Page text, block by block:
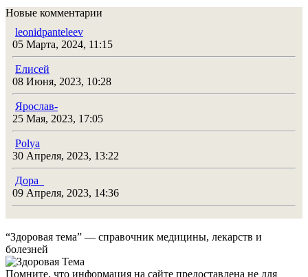
Новые комментарии
leonidpanteleev
05 Марта, 2024, 11:15
Елисей
08 Июня, 2023, 10:28
Ярослав-
25 Мая, 2023, 17:05
Polya
30 Апреля, 2023, 13:22
Дора_
09 Апреля, 2023, 14:36
“Здоровая тема” — справочник медицины, лекарств и
болезней
Помните, что информация на сайте предоставлена не для